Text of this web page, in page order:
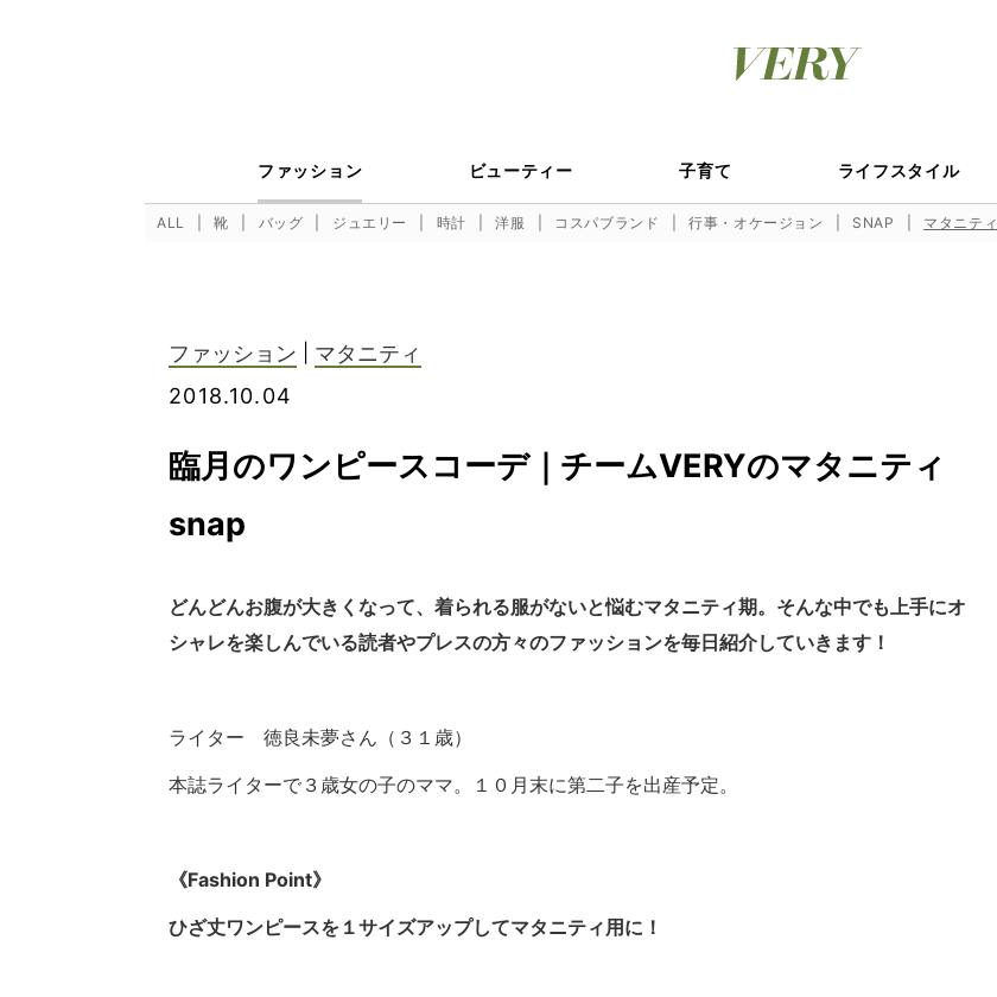
ファッション ビューティー 子育て ライフスタイル
ALL 靴 バッグ ジュエリー 時計 洋服 コスパブランド 行事・オケージョン SNAP マタニティ
ファッション
マタニティ
2018.10.04
臨月のワンピースコーデ｜チームVERYのマタニティ
snap
どんどんお腹が大きくなって、着られる服がないと悩むマタニティ期。 そんな中でも上手にオ
シャレを楽しんでいる読者やプレスの方々のファッションを毎日紹介していきます！
ライター 徳良未夢さん（３１歳）
本誌ライターで３歳女の子のママ。１０月末に第二子を出産予定。
《Fashion Point》
ひざ丈ワンピースを１サイズアップしてマタニティ用に！